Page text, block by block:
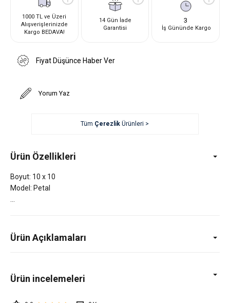
1000 TL ve Üzeri
Alışverişlerinizde
Kargo BEDAVA!
14 Gün İade
Garantisi
3
İş Gününde Kargo
Fiyat Düşünce Haber Ver
Yorum Yaz
Tüm Çerezlik Ürünleri >
Ürün Özellikleri
Boyut: 10 x 10
Model: Petal
Ürün Açıklamaları